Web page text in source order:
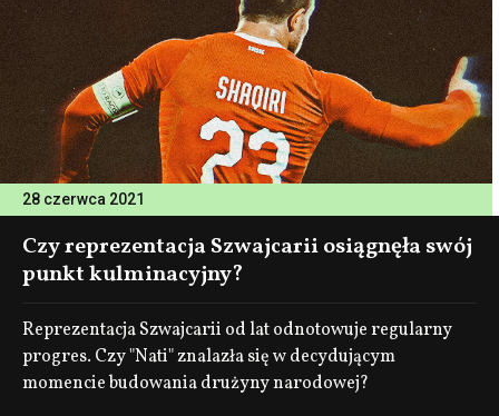
28 czerwca 2021
Czy reprezentacja Szwajcarii osiągnęła swój
punkt kulminacyjny?
Reprezentacja Szwajcarii od lat odnotowuje regularny
progres. Czy "Nati" znalazła się w decydującym
momencie budowania drużyny narodowej?